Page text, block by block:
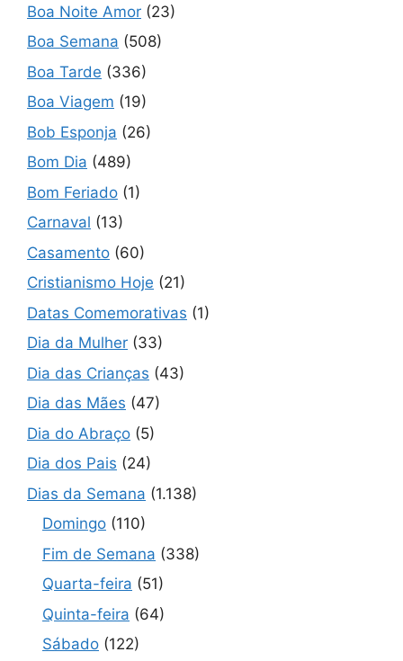
Boa Noite Amor (23)
Boa Semana (508)
Boa Tarde (336)
Boa Viagem (19)
Bob Esponja (26)
Bom Dia (489)
Bom Feriado (1)
Carnaval (13)
Casamento (60)
Cristianismo Hoje (21)
Datas Comemorativas (1)
Dia da Mulher (33)
Dia das Crianças (43)
Dia das Mães (47)
Dia do Abraço (5)
Dia dos Pais (24)
Dias da Semana (1.138)
Domingo (110)
Fim de Semana (338)
Quarta-feira (51)
Quinta-feira (64)
Sábado (122)